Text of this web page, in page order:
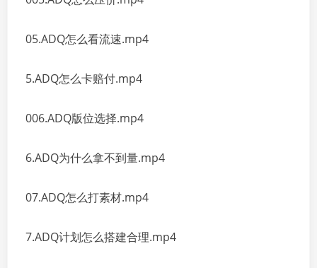
05.ADQ怎么看流速.mp4
5.ADQ怎么卡赔付.mp4
006.ADQ版位选择.mp4
6.ADQ为什么拿不到量.mp4
07.ADQ怎么打素材.mp4
7.ADQ计划怎么搭建合理.mp4